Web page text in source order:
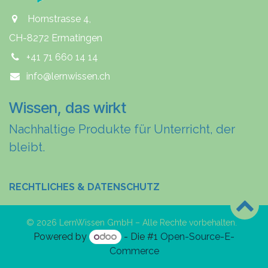
Hornstrasse 4,
CH-8272 Ermatingen
+41 71 660 14 14
info@lernwissen.ch
Wissen, das wirkt
Nachhaltige Produkte für Unterricht, der
bleibt.
RECHTLICHES & DATENSCHUTZ
© 2026 LernWissen GmbH – Alle Rechte vorbehalten.
Powered by - Die #1 Open-Source-E-
Commerce